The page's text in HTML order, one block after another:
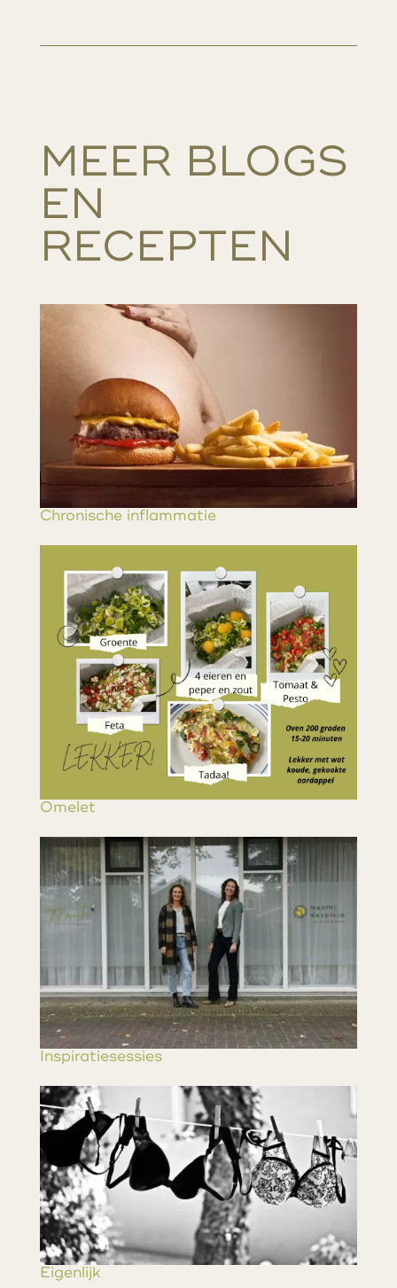
MEER BLOGS
EN
RECEPTEN…
Chronische inflammatie
Omelet
Inspiratiesessies
Eigenlijk…